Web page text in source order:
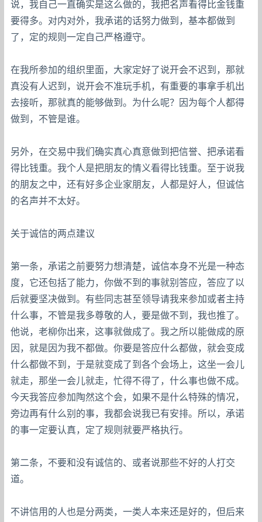
说，我自己一直确实是这么做的，我把名声看得比金钱重
要得多。对内对外，我承诺的话努力做到，基本都做到
了，定的规则一定自己严格遵守。
在我所参加的组织里面，大家定好了说开会不迟到，那就
真没有人迟到，说开会不准玩手机，有重要的事拿手机出
去接听，那就真的能够做到。为什么呢？因为每个人都得
做到，不管是谁。
另外，在交易中我们确实真心真意做到把信誉、把承诺看
得比钱重。我个人是把朋友的情义看得比钱重。至于说我
的朋友之中，还有好多企业家朋友，人都是好人，但诚信
的名声并不太好。
关于诚信的两点建议
第一条，承诺之前要努力想清楚，诚信本身不光是一种态
度，它还包括了能力，你做不到的事就别答应，答应了以
后就要坚决做到。有些同志甚至领导请我来参加或者主持
什么事，不管是我多尊敬的人，要是做不到，我也推了。
他说，老柳你出来，这事就做成了。我之所以能做成的原
因，就是因为我不都做。你要是答应什么都做，就会变成
什么都做不到，于是就变成了到各个会场上，这坐一会儿
就走，那坐一会儿就走，忙得不得了，什么事也做不成。
今天我答应参加陶然这个会，如果不是什么特殊的情况，
旁边再有什么别的事，我都会说我已有安排。所以，承诺
的事一定要认真，定了规则就要严格执行。
第二条，不要和没有诚信的、或者说那些不好的人打交
道。
不讲信用的人也是分两类，一类人本来还是好的，但后来